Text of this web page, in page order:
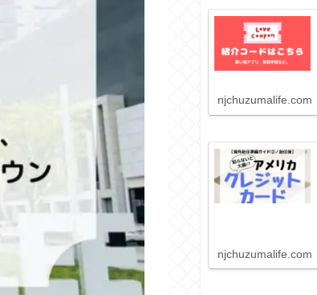
njchuzumalife.com
njchuzumalife.com